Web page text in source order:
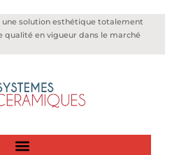
solution esthétique totalement
qualité en vigueur dans le marché